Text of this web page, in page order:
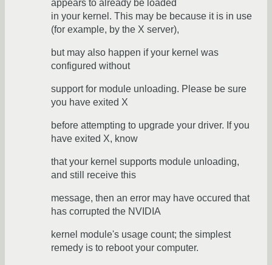
appears to already be loaded
in your kernel. This may be because it is in use
(for example, by the X server),
but may also happen if your kernel was
configured without
support for module unloading. Please be sure
you have exited X
before attempting to upgrade your driver. If you
have exited X, know
that your kernel supports module unloading,
and still receive this
message, then an error may have occured that
has corrupted the NVIDIA
kernel module's usage count; the simplest
remedy is to reboot your computer.